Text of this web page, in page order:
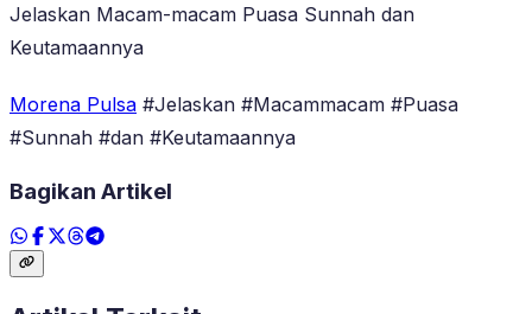
Jelaskan Macam-macam Puasa Sunnah dan
Keutamaannya
Morena Pulsa #Jelaskan #Macammacam #Puasa
#Sunnah #dan #Keutamaannya
Bagikan Artikel